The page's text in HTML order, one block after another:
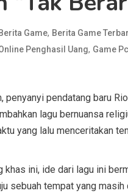
Berita Game, Berita Game
Penghasil Uang, Game Pc
pendatang baru
lagu bernuansa
yang lalu menceritakan
khas ini, ide dari lagu ini
sebuah tempat yang